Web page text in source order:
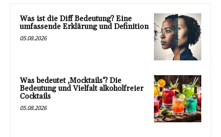
Was ist die Diff Bedeutung? Eine
umfassende Erklärung und Definition
05.08.2026
Was bedeutet ‚Mocktails‘? Die
Bedeutung und Vielfalt alkoholfreier
Cocktails
05.08.2026